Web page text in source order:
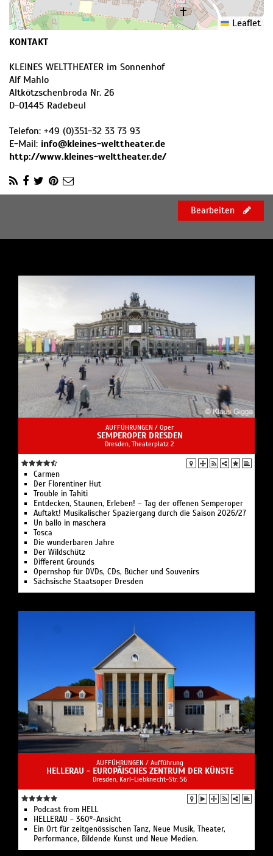
Leaflet
KONTAKT
KLEINES WELTTHEATER​ im Sonnenhof
Alf Mahlo
Altkötzschenbroda Nr. 26
D-01445 Radebeul
Telefon: +49 (0)351-32 33 73 93
E-Mail: info@kleines-welttheater.de
http://www.kleines-welttheater.de/
Bearbeiten
AUFFÜHRUNGEN / Oper
SEMPEROPER DRESDEN
Dresden, Theaterplatz 2
Carmen
Der Florentiner Hut
Trouble in Tahiti
Entdecken, Staunen, Erleben! – Tag der offenen Semperoper
Auftakt! Musikalischer Spaziergang durch die Saison 2026/27
Un ballo in maschera
Tosca
Die wunderbaren Jahre
Der Wildschütz
Different Grounds
Opernshop für DVDs, CDs, Bücher und Souvenirs
Sächsische Staatsoper Dresden
AUFFÜHRUNGEN / Aufführung
HELLERAU - EUROPÄISCHES ZENTRUM DER KÜNSTE
Dresden, Karl-Liebknecht-Str. 56
Podcast from HELL
HELLERAU - 360°-Ansicht
Ein Ort für zeitgenössischen Tanz, Neue Musik, Theater,
Performance, Bildende Kunst und Neue Medien.